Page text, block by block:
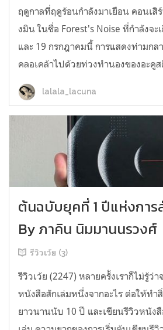
ฤดูกาลที่ฤดูร้อนกำลังมาเยือน คอนเสิ
งมิน ในชื่อ Forest's Noise ที่กำลังจ
และ 19 กรกฎาคมนี้ การแสดงท่ามก
คลอเคล้าไปด้วยท่วงทำนองของอะคู
lalala_lacuna
ต้นฉบับยุคที่ 1 ปีแห่งกา
By ภาคิน นิมมานนรวงศ์
รีวิวเว้ย (3)
รีวิวเว้ย (2247) หลายครั้งเราก็ไม่รู้ว่า
หนังสือสักเล่มหนึ่งจากอะไร ต่อให้ทำ
ยาวนานนับ 10 ปี และเขียนรีวิวหนัง